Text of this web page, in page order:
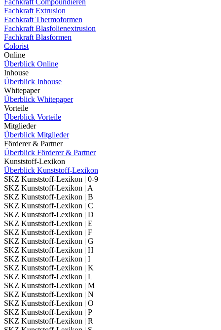
Fachkraft Extrusion
Fachkraft Thermoformen
Fachkraft Blasfolienextrusion
Fachkraft Blasformen
Colorist
Online
Überblick Online
Inhouse
Überblick Inhouse
Whitepaper
Überblick Whitepaper
Vorteile
Überblick Vorteile
Mitglieder
Überblick Mitglieder
Förderer & Partner
Überblick Förderer & Partner
Kunststoff-Lexikon
Überblick Kunststoff-Lexikon
SKZ Kunststoff-Lexikon | 0-9
SKZ Kunststoff-Lexikon | A
SKZ Kunststoff-Lexikon | B
SKZ Kunststoff-Lexikon | C
SKZ Kunststoff-Lexikon | D
SKZ Kunststoff-Lexikon | E
SKZ Kunststoff-Lexikon | F
SKZ Kunststoff-Lexikon | G
SKZ Kunststoff-Lexikon | H
SKZ Kunststoff-Lexikon | I
SKZ Kunststoff-Lexikon | K
SKZ Kunststoff-Lexikon | L
SKZ Kunststoff-Lexikon | M
SKZ Kunststoff-Lexikon | N
SKZ Kunststoff-Lexikon | O
SKZ Kunststoff-Lexikon | P
SKZ Kunststoff-Lexikon | R